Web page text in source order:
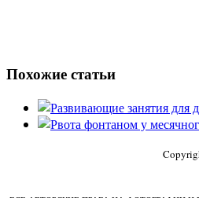
Похожие статьи